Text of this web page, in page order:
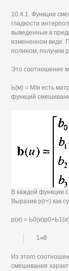
10.4.1. Функции
гладкости
выведенные в
измененном виде.
полином, получим
Это соотношение
Ь(м) = М/и есть
функций
В каждой функции
Выразив р(г<) как
р(и) =
1=0
Из этого
смешивания